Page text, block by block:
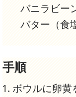
バニラビー
バター（食
手順
ボウルに卵黄